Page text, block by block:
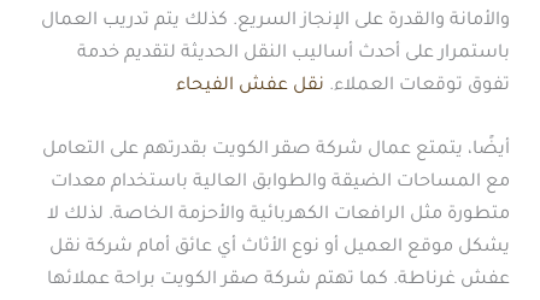
والأمانة والقدرة على الإنجاز السريع. كذلك يتم تدريب العمال
باستمرار على أحدث أساليب النقل الحديثة لتقديم خدمة
تفوق توقعات العملاء. نقل عفش الفيحاء
أيضًا، يتمتع عمال شركة صقر الكويت بقدرتهم على التعامل
مع المساحات الضيقة والطوابق العالية باستخدام معدات
متطورة مثل الرافعات الكهربائية والأحزمة الخاصة. لذلك لا
يشكل موقع العميل أو نوع الأثاث أي عائق أمام شركة نقل
عفش غرناطة. كما تهتم شركة صقر الكويت براحة عملائها